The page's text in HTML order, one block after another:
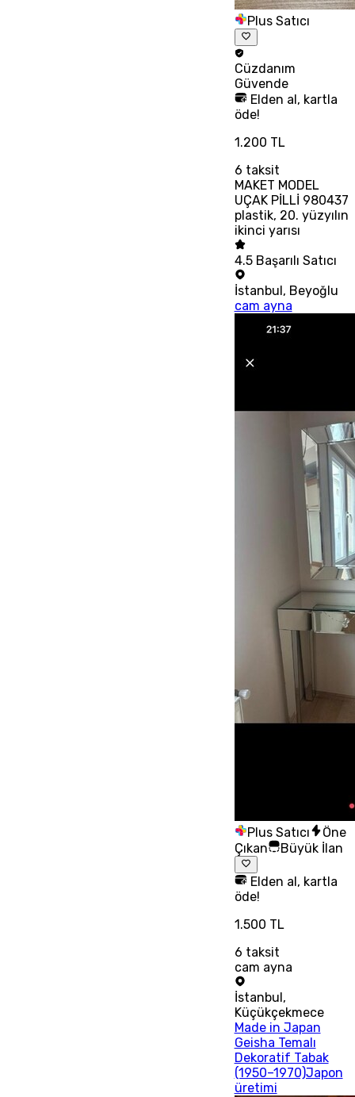
Plus Satıcı
Cüzdanım
Güvende
Elden al, kartla
öde!
1.200 TL
6 taksit
MAKET MODEL
UÇAK PİLLİ 980437
plastik, 20. yüzyılın
ikinci yarısı
4.5 Başarılı Satıcı
İstanbul, Beyoğlu
cam ayna
Plus Satıcı
Öne
Çıkan
Büyük İlan
Elden al, kartla
öde!
1.500 TL
6 taksit
cam ayna
İstanbul ,
Küçükçekmece
Made in Japan
Geisha Temalı
Dekoratif Tabak
(1950–1970)Japon
üretimi